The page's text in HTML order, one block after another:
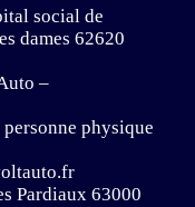
social de
dames 62620
–
physique
Pardiaux 63000